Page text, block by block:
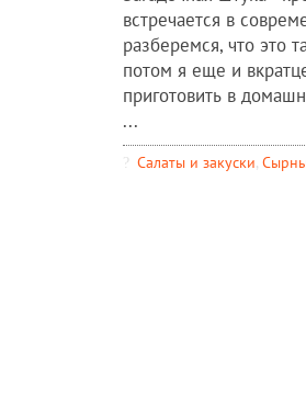
встречается в
разберемся, что это
потом я еще и
приготовить в
...
Салаты и закуски,